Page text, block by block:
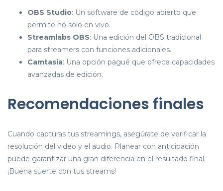
OBS Studio: Un software de código abierto que
permite no solo en vivo.
Streamlabs OBS: Una edición del OBS tradicional
para streamers con funciones adicionales.
Camtasia: Una opción pagué que ofrece capacidades
avanzadas de edición.
Recomendaciones finales
Cuando capturas tus streamings, asegúrate de verificar la
resolución del video y el audio. Planear con anticipación
puede garantizar una gran diferencia en el resultado final.
¡Buena suerte con tus streams!